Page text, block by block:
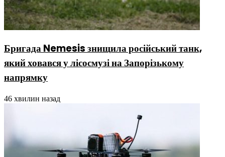
Бригада Nemesis знищила російський танк,
який ховався у лісосмузі на Запорізькому
напрямку
46 хвилин назад